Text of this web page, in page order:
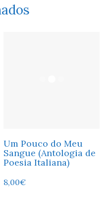
Um Pouco do Meu
Sangue (Antologia de
Poesia Italiana)
8,00€